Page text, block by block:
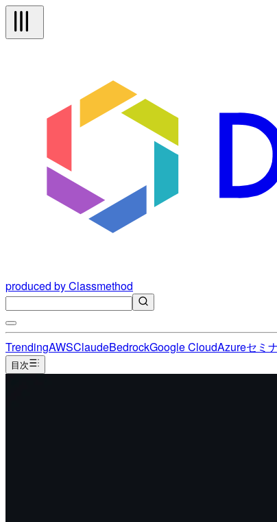
produced by Classmethod
TrendingAWSClaudeBedrockGoogle CloudAzureセミ
目次